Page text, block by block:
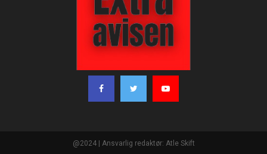
@2024 | Ansvarlig redaktør: Atle Skift